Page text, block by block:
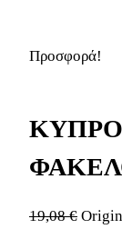
Προσφορά!
19,08€